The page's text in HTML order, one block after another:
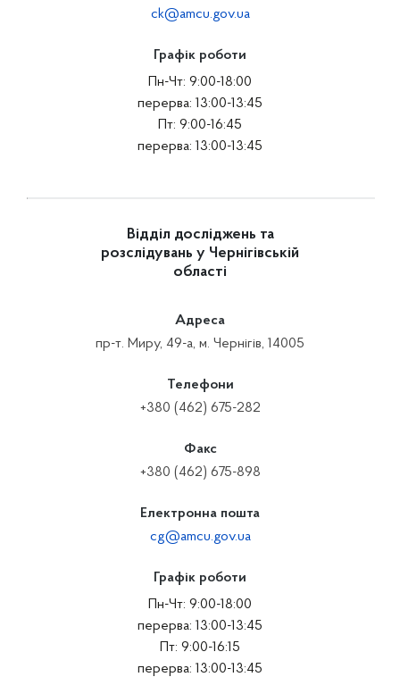
ck@amcu.gov.ua
Графік роботи
Пн-Чт: 9:00-18:00
перерва: 13:00-13:45
Пт: 9:00-16:45
перерва: 13:00-13:45
Відділ досліджень та
розслідувань у Чернігівській
області
Адреса
пр-т. Миру, 49-а, м. Чернігів, 14005
Телефони
+380 (462) 675-282
Факс
+380 (462) 675-898
Електронна пошта
cg@amcu.gov.ua
Графік роботи
Пн-Чт: 9:00-18:00
перерва: 13:00-13:45
Пт: 9:00-16:15
перерва: 13:00-13:45